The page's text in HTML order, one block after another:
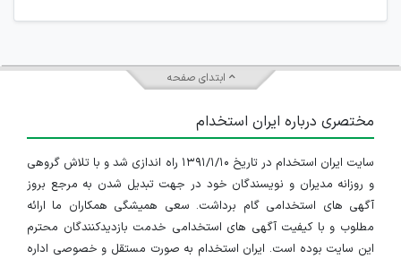
ابتدای صفحه
مختصری درباره ایران استخدام
سایت ایران استخدام در تاریخ ۱۳۹۱/۱/۱۰ راه اندازی شد و با تلاش گروهی
و روزانه مدیران و نویسندگان خود در جهت تبدیل شدن به مرجع بروز
آگهی های استخدامی گام برداشت. سعی همیشگی همکاران ما ارائه
مطلوب و با کیفیت آگهی های استخدامی خدمت بازدیدکنندگان محترم
این سایت بوده است. ایران استخدام به صورت مستقل و خصوصی اداره